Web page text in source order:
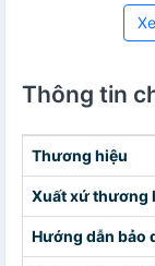
Thông tin
Thương hiệu
Xuất xứ thương
Hướng dẫn bảo